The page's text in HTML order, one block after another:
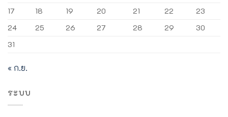
17
18 19 20 21 22
23
24
25 26 27 28 29
30
31
« ก.ย.
ระบบ